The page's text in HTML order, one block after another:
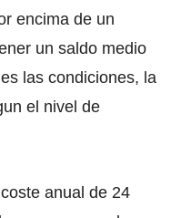
encima de un
un saldo medio
las condiciones, la
el nivel de
anual de 24